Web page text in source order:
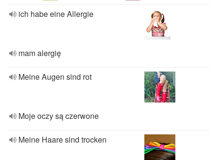
ich habe eine Allergie
mam alergię
Meine Augen sind rot
Moje oczy są czerwone
Meine Haare sind trocken